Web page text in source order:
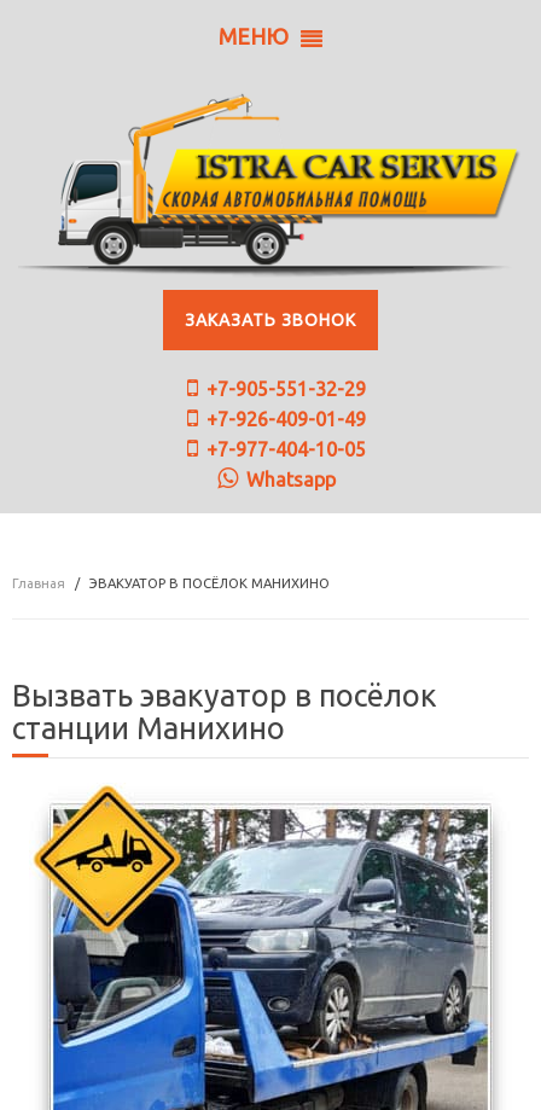
МЕНЮ
ЗАКАЗАТЬ ЗВОНОК
+7-905-551-32-29
+7-926-409-01-49
+7-977-404-10-05
Whatsapp
Главная ЭВАКУАТОР В ПОСЁЛОК МАНИХИНО
Вызвать эвакуатор в посёлок
станции Манихино